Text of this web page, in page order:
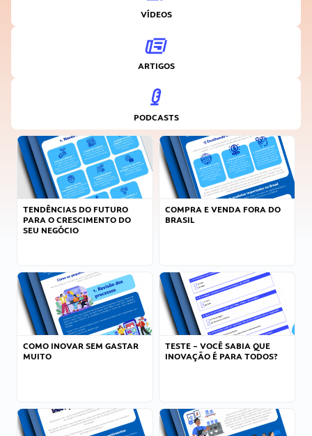
VÍDEOS
ARTIGOS
PODCASTS
TENDÊNCIAS DO FUTURO
PARA O CRESCIMENTO DO
SEU NEGÓCIO
COMPRA E VENDA FORA DO
BRASIL
COMO INOVAR SEM GASTAR
MUITO
TESTE – VOCÊ SABIA QUE
INOVAÇÃO É PARA TODOS?